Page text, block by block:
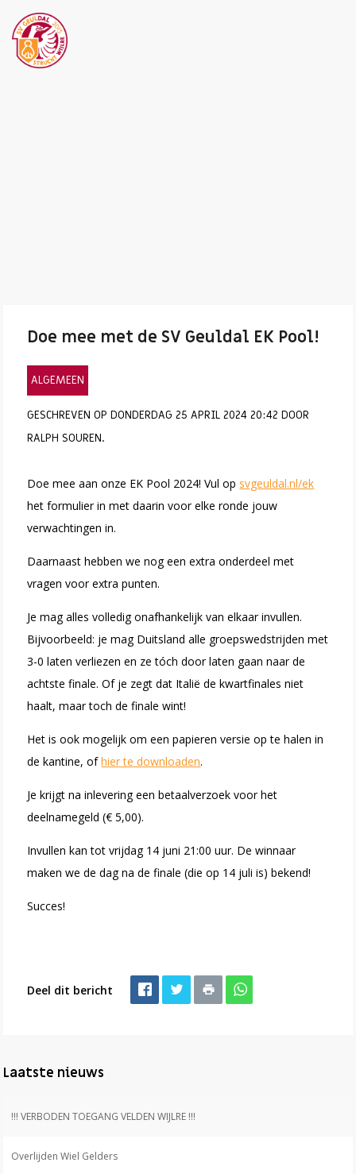
Doe mee met de SV Geuldal EK Pool!
ALGEMEEN
GESCHREVEN OP DONDERDAG 25 APRIL 2024 20:42 DOOR
RALPH SOUREN.
Doe mee aan onze EK Pool 2024! Vul op svgeuldal.nl/ek
het formulier in met daarin voor elke ronde jouw
verwachtingen in.
Daarnaast hebben we nog een extra onderdeel met
vragen voor extra punten.
Je mag alles volledig onafhankelijk van elkaar invullen.
Bijvoorbeeld: je mag Duitsland alle groepswedstrijden met
3-0 laten verliezen en ze tóch door laten gaan naar de
achtste finale. Of je zegt dat Italië de kwartfinales niet
haalt, maar toch de finale wint!
Het is ook mogelijk om een papieren versie op te halen in
de kantine, ofhier te downloaden.
Je krijgt na inlevering een betaalverzoek voor het
deelnamegeld (€ 5,00).
Invullen kan tot vrijdag 14 juni 21:00 uur. De winnaar
maken we de dag na de finale (die op 14 juli is) bekend!
Succes!
Deel dit bericht
Laatste nieuws
!!! VERBODEN TOEGANG VELDEN WIJLRE !!!
Overlijden Wiel Gelders